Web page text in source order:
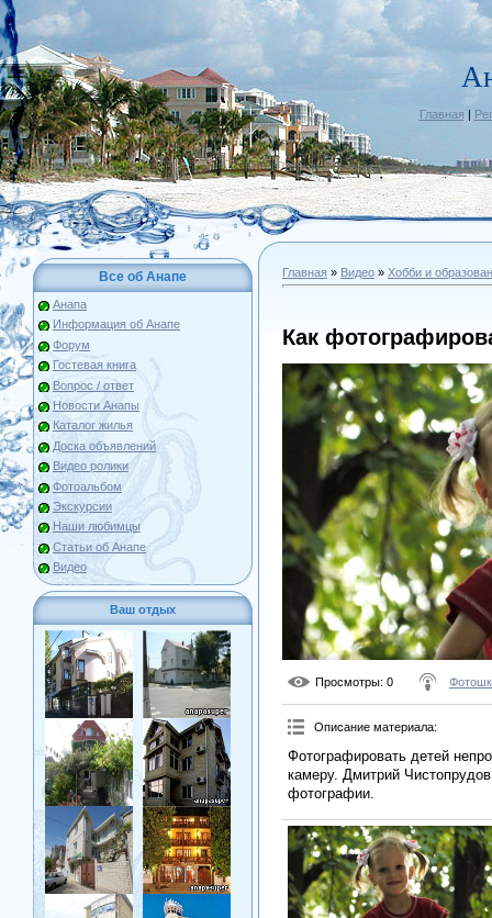
Главная|
Все об Анапе
Анапа
Информация об Анапе
Форум
Гостевая книга
Вопрос / ответ
Новости Анапы
Каталог жилья
Доска объявлений
Видео ролики
Фотоальбом
Экскурсии
Наши любимцы
Статьи об Анапе
Видео
Ваш отдых
Главная » Видео » Хобби и
Как
Просмотры: 0
Описание материала:
Фотографировать детей
камеру. Дмитрий
фотографии.